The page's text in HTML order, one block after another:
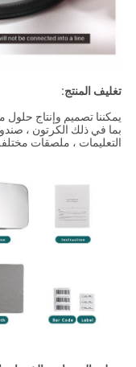
تغليف المنتج:
يمكننا تصميم وإنتاج حلول
بما في ذلك الكرتون ،
التعليمات ، ملصقات